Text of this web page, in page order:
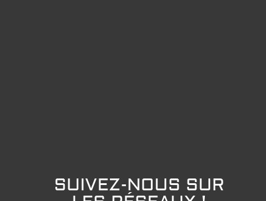
SUIVEZ-NOUS SUR